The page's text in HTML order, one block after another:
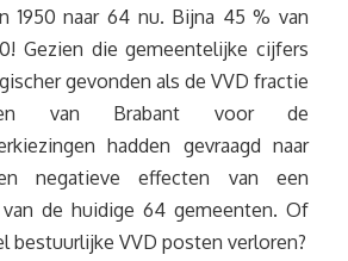
1950 naar 64 nu. Bijna 45 % van
Gezien die gemeentelijke cijfers
gevonden als de VVD fractie
van Brabant voor de
hadden gevraagd naar
negatieve effecten van een
van de huidige 64 gemeenten. Of
bestuurlijke VVD posten verloren?